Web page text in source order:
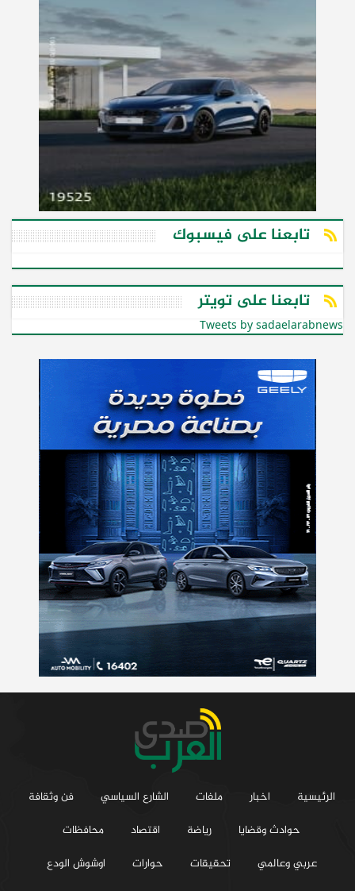
تابعنا على فيسبوك
تابعنا على تويتر
Tweets by sadaelarabnews
الرئيسية اخبار ملفات الشارع السياسي
فن وثقافة
حوادث وقضايا
رياضة اقتصاد
محافظات
عربي وعالمي
تحقيقات حوارات
اوشوش الودع